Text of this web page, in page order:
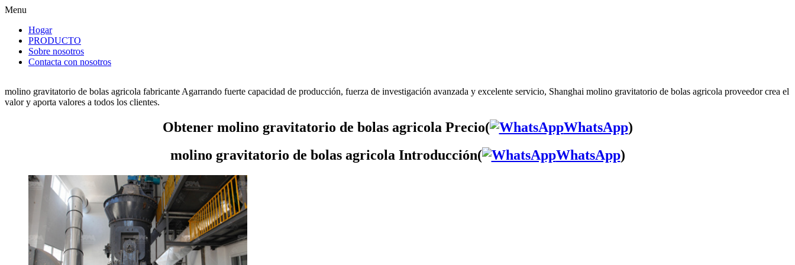
Menu
Hogar
PRODUCTO
Sobre nosotros
Contacta con nosotros
molino gravitatorio de bolas agricola fabricante Agarrando fuerte capacidad de producción, fuerza de investigación avanzada y excelente servicio, Shanghai molino gravitatorio de bolas agricola proveedor crea el
valor y aporta valores a todos los clientes.
Obtener molino gravitatorio de bolas agricola Precio( WhatsApp)
molino gravitatorio de bolas agricola Introducción(
WhatsApp)